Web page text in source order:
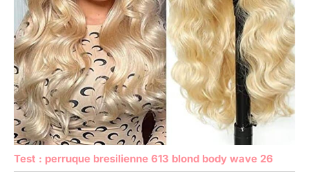
Test : perruque bresilienne 613 blond body wave 26